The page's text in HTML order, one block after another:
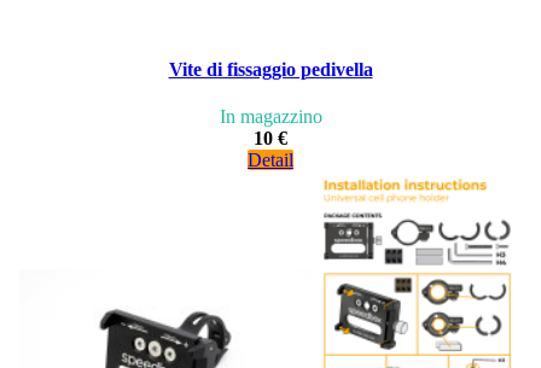
Vite di fissaggio pedivella
In magazzino
10 €
Detail